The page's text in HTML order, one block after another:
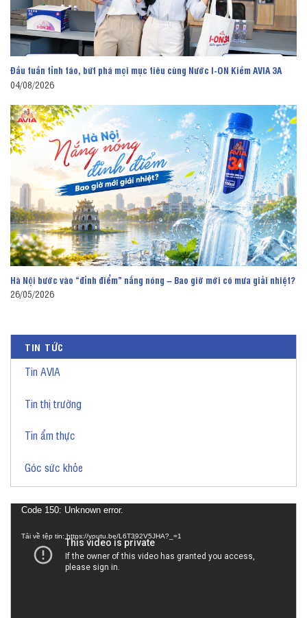
TIN TỨC
Tin AVIA
Tin thị trường
Tin ẩm thực
Góc sức khỏe
Trình
Code 150: Unknown error.
Tải về tệp tin: https://youtu.be/L6T392V5JHA?_=1
Đầu tuần tỉnh táo, bứt phá mọi mục tiêu cùng Nước I-ON Kiềm AVIA 3A
04/08/2026
Hà Nội bước vào “đỉnh điểm” nắng nóng – Bao giờ mới có mưa giải nhiệt?
26/05/2026